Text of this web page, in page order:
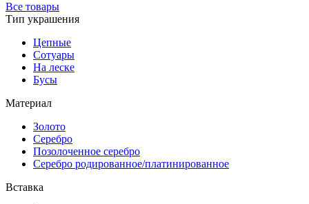
Все товары
Тип украшения
Цепные
Сотуары
На леске
Бусы
Материал
Золото
Серебро
Позолоченное серебро
Серебро родированное/платинированное
Вставка